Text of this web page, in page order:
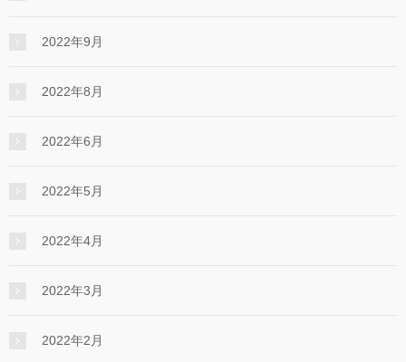
2022年9月
2022年8月
2022年6月
2022年5月
2022年4月
2022年3月
2022年2月